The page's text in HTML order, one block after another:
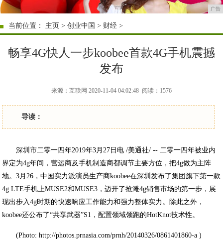
广告
当前位置： 主页 >创业中国 > 财经 >
畅享4G快人一步koobee首款4G手机震撼
发布
来源：互联网 2020-11-04 04:02:48 阅读：1576
导读：
深圳市二零一四年2019年3月27日电 /美通社/ -- 二零一四年被业内
界定为4g年间，营运商及手机制造商都调节主要方位，把4g做为主阵
地。3月26，中国实力派演员生产商koobee在深圳发布了集团旗下第一款
4g LTE手机上MUSE2和MUSE3，迈开了抢滩4g销售市场的第一步，展
现出步入4g时期的快速响应工作能力和强力整体实力。除此之外，
koobee还公布了“共享武器”S1，配置领域领跑的HotKnot技术性。
(Photo: http://photos.prnasia.com/prnh/20140326/0861401860-a )